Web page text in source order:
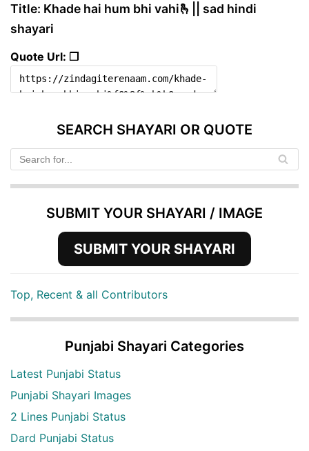
Title: Khade hai hum bhi vahi🫰|| sad hindi
shayari
Quote Url: ❐
SEARCH SHAYARI OR QUOTE
SUBMIT YOUR SHAYARI / IMAGE
SUBMIT YOUR SHAYARI
Top, Recent & all Contributors
Punjabi Shayari Categories
Latest Punjabi Status
Punjabi Shayari Images
2 Lines Punjabi Status
Dard Punjabi Status